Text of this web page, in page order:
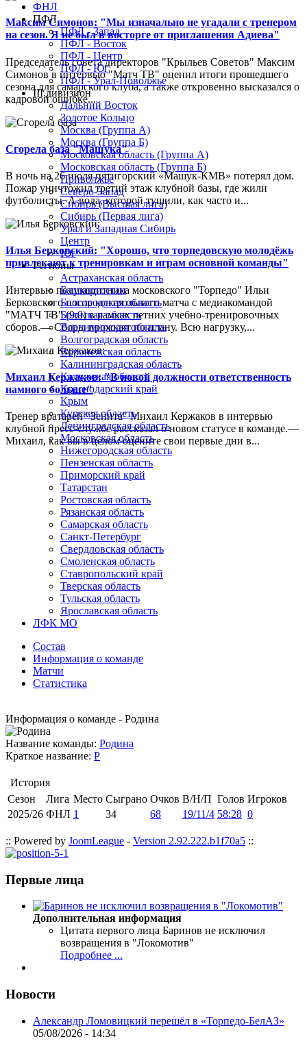
Максим Симонов: "Мы изначально не угадали с тренером
на сезон. Я не был в восторге от приглашения Адиева"
Председатель совета директоров "Крыльев Советов" Максим
Симонов в интервью "Матч ТВ" оценил итоги прошедшего
сезона для самарского клуба, а также откровенно высказался о
кадровой ошибке...
Сгорела база "Машука"
В ночь на 26 июля пятигорский «Машук-КМВ» потерял дом.
Пожар уничтожил третий этаж клубной базы, где жили
футболисты. А вода, которой тушили, как часто и...
Илья Берковский: "Хорошо, что торпедовскую молодёжь
привлекают к тренировкам и играм основной команды"
Интервью полузащитника московского "Торпедо" Ильи
Берковского после контрольного матча с медиакомандой
"МАТЧ ТВ" (9:0) в рамках летних учебно-тренировочных
сборов.— Сборы проходят по плану. Всю нагрузку,...
Михаил Кержаков: "В новой должности ответственность
намного больше"
Тренер вратарей "Зенита" Михаил Кержаков в интервью
клубной пресс-службе рассказал о новом статусе в команде.—
Михаил, как вы в целом оцените свои первые дни в...
ФНЛ
ПФЛ
ПФЛ - Запад
ПФЛ - Восток
ПФЛ - Центр
ПФЛ - Юг
ПФЛ - Урал-Поволжье
III дивизион
Дальний Восток
Золотое Кольцо
Москва (Группа А)
Москва (Группа Б)
Московская область (Группа А)
Московская область (Группа Б)
Приволжье
Северо-Запад
Сибирь (Высшая лига)
Сибирь (Первая лига)
Урал и Западная Сибирь
Центр
Юг
Регионы
Астраханская область
Башкортостан
Белгородская область
Брянская область
Владимирская область
Волгоградская область
Воронежская область
Калининградская область
Калужская область
Краснодарский край
Крым
Курская область
Ленинградская область
Московская область
Нижегородская область
Пензенская область
Приморский край
Татарстан
Ростовская область
Рязанская область
Самарская область
Санкт-Петербург
Свердловская область
Смоленская область
Ставропольский край
Тверская область
Тульская область
Ярославская область
ЛФК МО
Состав
Информация о команде
Матчи
Статистика
Информация о команде - Родина
Название команды: Родина
Краткое название: Р
История
Сезон
Лига Место Сыграно Очков В/Н/П Голов Игроков
2025/26 ФНЛ 1 34 68 19/11/4 58:28 0
:: Powered by JoomLeague - Version 2.92.222.b1f70a5 ::
Первые лица
Дополнительная информация
Цитата первого лица Баринов не исключил
возвращения в "Локомотив"
Подробнее ...
Новости
Александр Ломовицкий перешёл в «Торпедо-БелАЗ»
05/08/2026 - 14:34